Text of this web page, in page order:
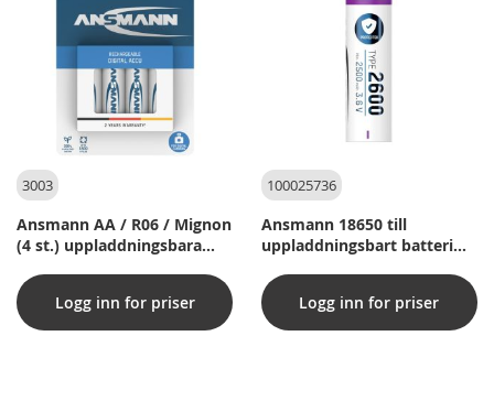
3003
Ansmann AA / R06 / Mignon
(4 st.) uppladdningsbara
Logg inn for priser
100025736
Ansmann 18650 till
uppladdningsbart batteri
säkerhetskretslopp
Logg inn for priser